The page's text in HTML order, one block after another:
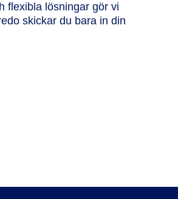
flexibla lösningar gör vi
skickar du bara in din